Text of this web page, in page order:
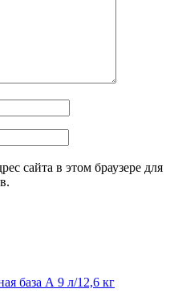
сайта в этом браузере для
база А 9 л/12,6 кг